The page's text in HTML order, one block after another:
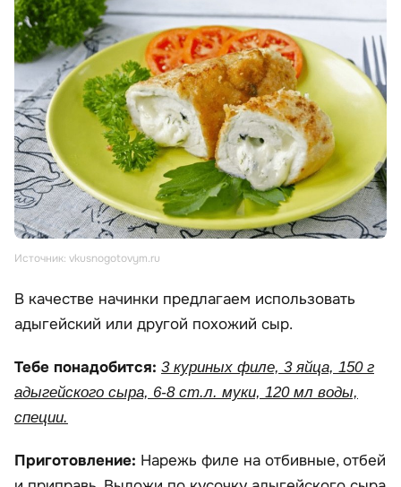
Источник: vkusnogotovym.ru
В качестве начинки предлагаем использовать
адыгейский или другой похожий сыр.
Тебе понадобится: 3 куриных филе, 3 яйца, 150 г
адыгейского сыра, 6-8 ст.л. муки, 120 мл воды,
специи.
Приготовление: Нарежь филе на отбивные, отбей